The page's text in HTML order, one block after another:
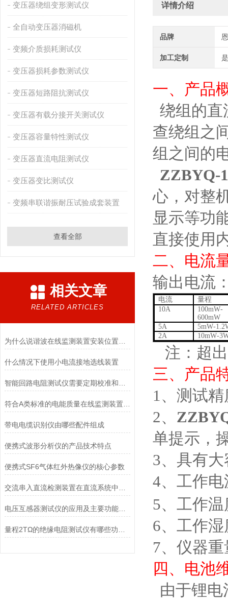
变压器绕组变形测试仪
全自动变压器消磁机
变频介质损耗测试仪
变压器损耗参数测试仪
变压器短路阻抗测试仪
变压器有载分接开关测试仪
变压器容量特性测试仪
变压器直流电阻测试仪
变压器变比测试仪
变频串联谐振耐压试验成套装置
查看全部
相关文章
RELATED ARTICLES
什么情况下使用小电流接地选线装置
带电电缆识别仪由哪些配件组成
便携式波形分析仪的产品技术特点
便携式SF6气体红外热像仪的核心参数
电压互感器测试仪的应用及主要功能特点
详情介绍
品牌
加工定制
一、 产品
绕组的直
查绕组之
组之间的
ZZBYQ-
心，对整
显示等功
直接使用
二、 电流
输出电流
电流
量程
10A
100mW-
600mW
5A
5mW-1.2
2A
10mW-3
注：超
三、产品
1、 测试精
2、
单提示，
3、 具有
4、 工作电
5、 工作
6、 工作
7、 仪器重
四、电池
由于锂